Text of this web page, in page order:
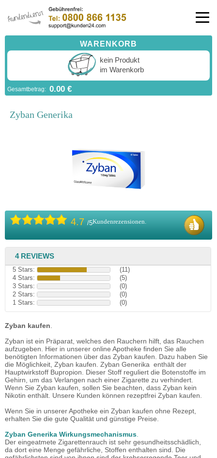
WARENKORB
kein Produkt
im Warenkorb
Gesamtbetrag: 0.00 €
Zyban Generika
4.7 /5Kundenrezensionen.
4 REVIEWS
5 Stars:
(11)
4 Stars:
(5)
3 Stars:
(0)
2 Stars:
(0)
1 Stars:
(0)
Zyban kaufen
Zyban ist ein Präparat, welches den Rauchern hilft, das Rauchen
aufzugeben. Hier in unserer online Apotheke finden Sie alle
benötigten Informationen über das Zyban kaufen. Dazu haben Sie
die Möglichkeit, Zyban kaufen. Zyban Generika enthält der
Hauptwirkstoff Bupropion. Dieser Stoff reguliert die Botenstoffe im
Gehirn, um das Verlangen nach einer Zigarette zu verhindert.
Wenn Sie Zyban kaufen, sollen Sie beachten, dass Zyban kein
Nikotin enthält. Unsere Kunden können rezeptfrei Zyban kaufen.
Wenn Sie in unserer Apotheke ein Zyban kaufen ohne Rezept,
erhalten Sie die gute Qualität und günstige Preise.
Zyban Generika Wirkungsmechanismus
Der eingeatmete Zigarettenrauch ist sehr gesundheitsschädlich,
da dort eine Menge gefährliche, Stoffen enthalten sind. Die